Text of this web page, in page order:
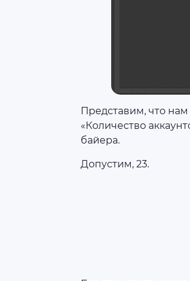
Представим, что
«Количество
байера.
Допустим, 23.